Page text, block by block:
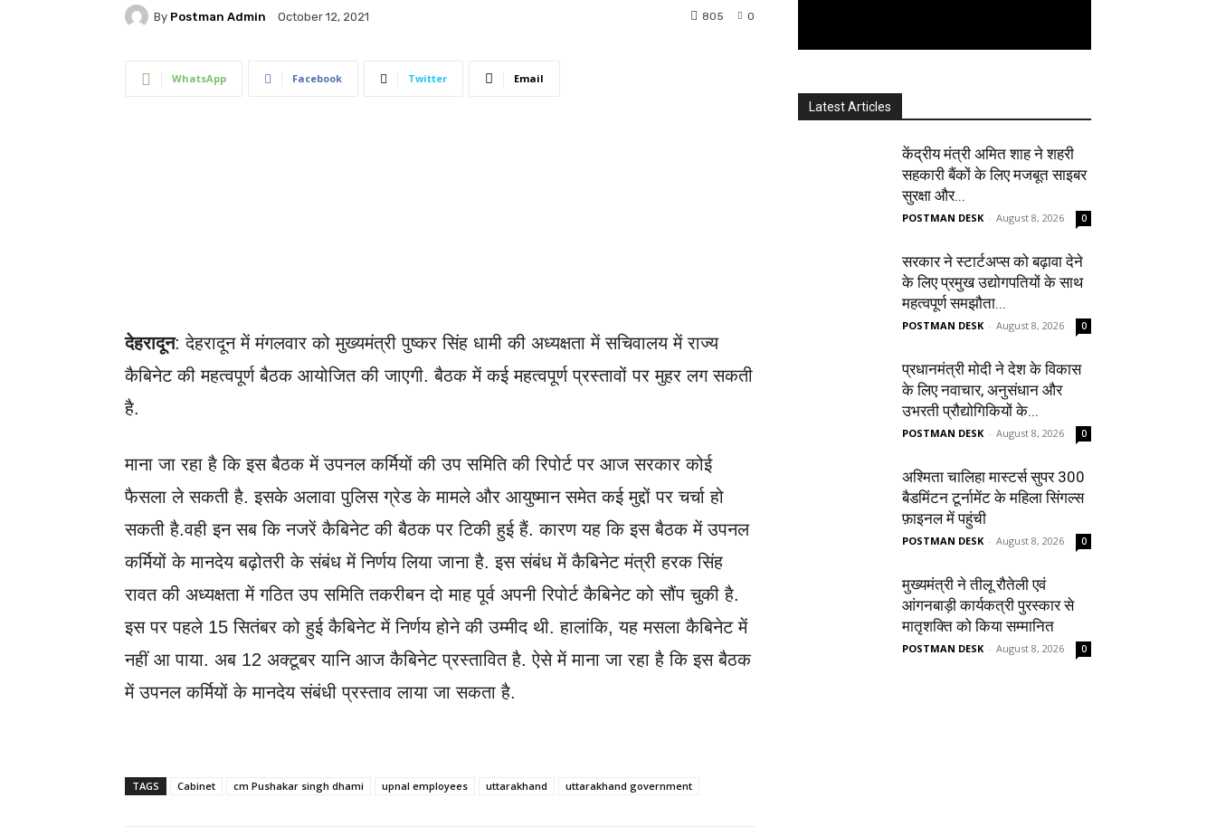
By Postman Admin October 12, 2021 0
805
WhatsApp Facebook Twitter Email
देहरादून: देहरादून में मंगलवार को मुख्यमंत्री पुष्कर सिंह धामी की अध्यक्षता में सचिवालय में राज्य
कैबिनेट की महत्वपूर्ण बैठक आयोजित की जाएगी. बैठक में कई महत्वपूर्ण प्रस्तावों पर मुहर लग सकती
है.
माना जा रहा है कि इस बैठक में उपनल कर्मियों की उप समिति की रिपोर्ट पर आज सरकार कोई
फैसला ले सकती है. इसके अलावा पुलिस ग्रेड के मामले और आयुष्मान समेत कई मुद्दों पर चर्चा हो
सकती है.वही इन सब कि नजरें कैबिनेट की बैठक पर टिकी हुई हैं. कारण यह कि इस बैठक में उपनल
कर्मियों के मानदेय बढ़ोतरी के संबंध में निर्णय लिया जाना है. इस संबंध में कैबिनेट मंत्री हरक सिंह
रावत की अध्यक्षता में गठित उप समिति तकरीबन दो माह पूर्व अपनी रिपोर्ट कैबिनेट को सौंप चुकी है.
इस पर पहले 15 सितंबर को हुई कैबिनेट में निर्णय होने की उम्मीद थी. हालांकि, यह मसला कैबिनेट में
नहीं आ पाया. अब 12 अक्टूबर यानि आज कैबिनेट प्रस्तावित है. ऐसे में माना जा रहा है कि इस बैठक
में उपनल कर्मियों के मानदेय संबंधी प्रस्ताव लाया जा सकता है.
TAGS Cabinet cm Pushakar singh dhami upnal employees uttarakhand uttarakhand government
Latest Articles
केंद्रीय मंत्री अमित शाह ने शहरी
सहकारी बैंकों के लिए मजबूत साइबर
सुरक्षा और...
POSTMAN DESK - August 8, 2026 0
सरकार ने स्टार्टअप्‍स को बढ़ावा देने
के लिए प्रमुख उद्योगपतियों के साथ
महत्‍वपूर्ण समझौता...
POSTMAN DESK - August 8, 2026 0
प्रधानमंत्री मोदी ने देश के विकास
के लिए नवाचार, अनुसंधान और
उभरती प्रौद्योगिकियों के...
POSTMAN DESK - August 8, 2026 0
अश्मिता चालिहा मास्टर्स सुपर 300
बैडमिंटन टूर्नामेंट के महिला सिंगल्स
फ़ाइनल में पहुंची
POSTMAN DESK - August 8, 2026 0
मुख्यमंत्री ने तीलू रौतेली एवं
आंगनबाड़ी कार्यकत्री पुरस्कार से
मातृशक्ति को किया सम्मानित
POSTMAN DESK - August 8, 2026 0